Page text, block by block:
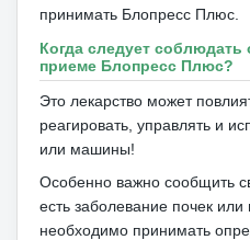
принимать Блопресс Плюс.
Когда следует соблюдать
приеме Блопресс Плюс?
Это лекарство может
реагировать, управлять и
или машины!
Особенно важно сообщить
есть заболевание почек
необходимо принимать